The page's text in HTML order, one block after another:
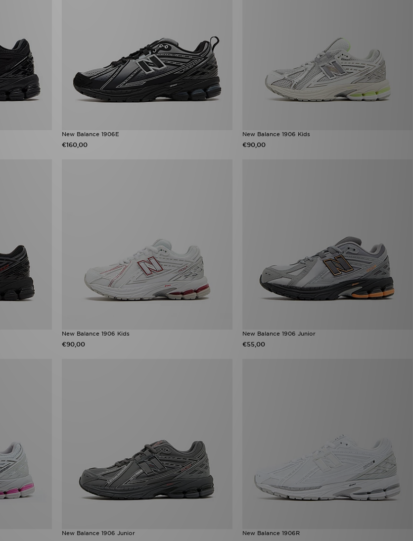
New Balance 1906E
€160,00
New Balance 1906 Kids
€90,00
New Balance 1906 Kids
€90,00
New Balance 1906 Junior
€55,00
New Balance 1906 Junior New Balance 1906R